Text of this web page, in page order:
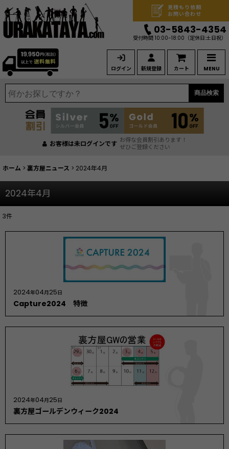
ログイン 新規登録 カート MENU
見積もり依頼
お問い合わせ
03-5843-4354
受付時間 10:00-18:00 （定休日:土日祝）
商品検索
お客様は未ログインです お得な会員割引あります！
ぜひご登録ください
ホーム > 裏方屋ニュース > 2024年4月
2024年4月
3件
2024年04月25日
Capture2024 特徴
2024年04月25日
裏方屋ゴールデンウィーク2024